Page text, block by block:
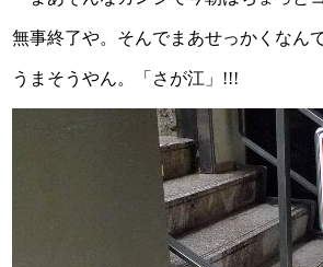
無事終了や。そんでまあせっかくなん
うまそうやん。「さが江」!!!